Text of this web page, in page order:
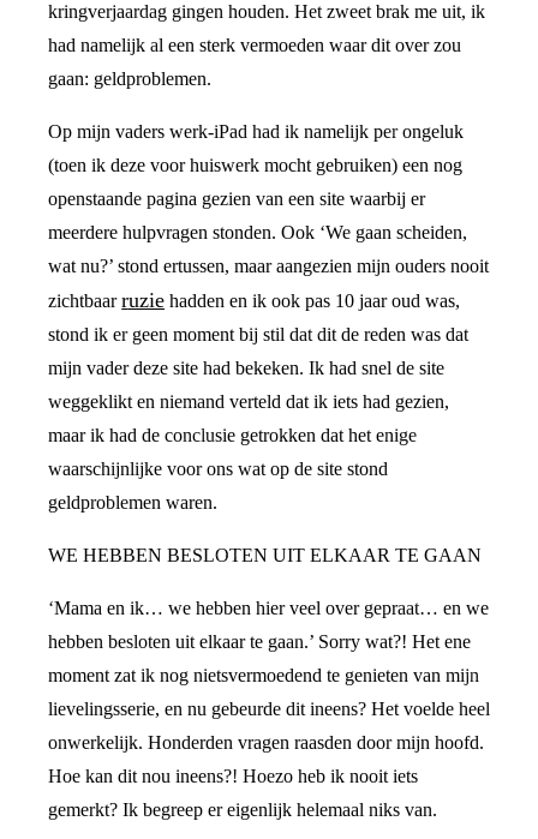
kringverjaardag gingen houden. Het zweet brak me uit, ik
had namelijk al een sterk vermoeden waar dit over zou
gaan: geldproblemen.
Op mijn vaders werk-iPad had ik namelijk per ongeluk
(toen ik deze voor huiswerk mocht gebruiken) een nog
openstaande pagina gezien van een site waarbij er
meerdere hulpvragen stonden. Ook ‘We gaan scheiden,
wat nu?’ stond ertussen, maar aangezien mijn ouders nooit
zichtbaarruzie hadden en ik ook pas 10 jaar oud was,
stond ik er geen moment bij stil dat dit de reden was dat
mijn vader deze site had bekeken. Ik had snel de site
weggeklikt en niemand verteld dat ik iets had gezien,
maar ik had de conclusie getrokken dat het enige
waarschijnlijke voor ons wat op de site stond
geldproblemen waren.
WE HEBBEN BESLOTEN UIT ELKAAR TE GAAN
‘Mama en ik… we hebben hier veel over gepraat… en we
hebben besloten uit elkaar te gaan.’ Sorry wat?! Het ene
moment zat ik nog nietsvermoedend te genieten van mijn
lievelingsserie, en nu gebeurde dit ineens? Het voelde heel
onwerkelijk. Honderden vragen raasden door mijn hoofd.
Hoe kan dit nou ineens?! Hoezo heb ik nooit iets
gemerkt? Ik begreep er eigenlijk helemaal niks van.